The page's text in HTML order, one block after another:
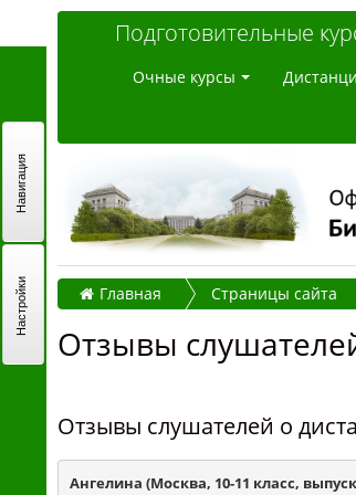
Подготовительные
Очные курсы
Главная Страницы сайта
Отзывы
Отзывы слушателей о
Ангелина (Москва, 10-11 класс,
Навигация
Настройки